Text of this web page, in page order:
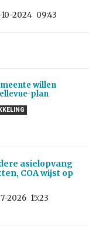
2024 09:43
willen
plan
asielopvang
COA wijst op
2026 15:23